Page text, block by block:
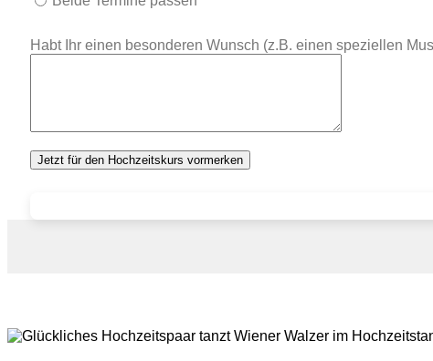
Habt Ihr einen besonderen Wunsch (z.B. einen speziellen